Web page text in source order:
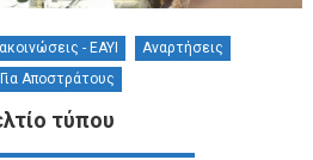
- ΕΑΥΙ
Αναρτήσεις
Απoστράτους
τύπου